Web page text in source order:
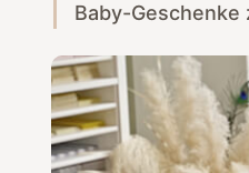
Baby-